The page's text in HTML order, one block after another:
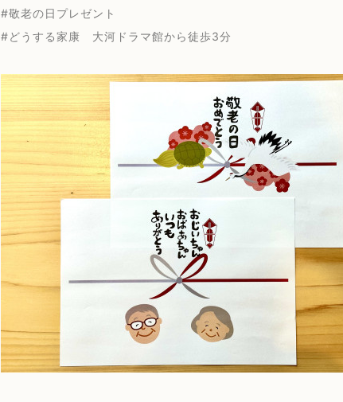
#敬老の日プレゼント
#どうする家康 大河ドラマ館から徒歩3分